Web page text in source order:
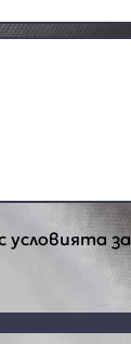
условията за